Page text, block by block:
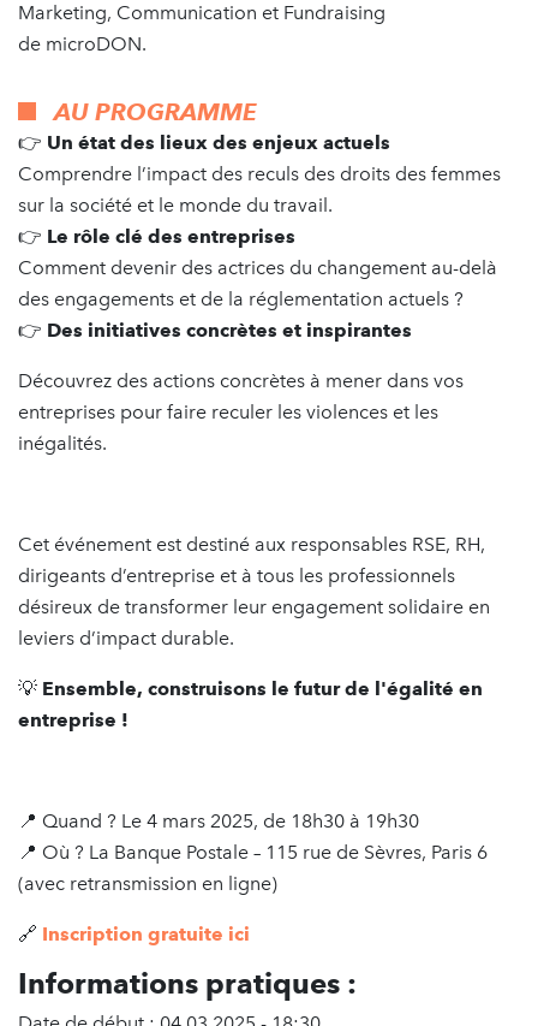
Marketing, Communication et Fundraising
de microDON.
AU PROGRAMME
👉 Un état des lieux des enjeux actuels
Comprendre l’impact des reculs des droits des femmes
sur la société et le monde du travail.
👉 Le rôle clé des entreprises
Comment devenir des actrices du changement au-delà
des engagements et de la réglementation actuels ?
👉 Des initiatives concrètes et inspirantes
Découvrez des actions concrètes à mener dans vos
entreprises pour faire reculer les violences et les
inégalités.
Cet événement est destiné aux responsables RSE, RH,
dirigeants d’entreprise et à tous les professionnels
désireux de transformer leur engagement solidaire en
leviers d’impact durable.
💡 Ensemble, construisons le futur de l'égalité en
entreprise !
📍 Quand ? Le 4 mars 2025, de 18h30 à 19h30
📍 Où ? La Banque Postale – 115 rue de Sèvres, Paris 6
(avec retransmission en ligne)
🔗 Inscription gratuite ici
Informations pratiques :